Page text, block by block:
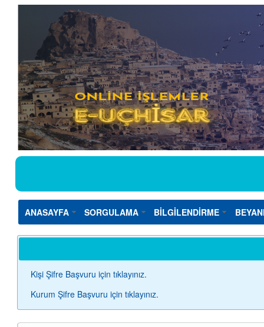
ANASAYFA SORGULAMA BİLGİLENDİRME
Kişi Şifre Başvuru için tıklayınız.
Kurum Şifre Başvuru için tıklayınız.